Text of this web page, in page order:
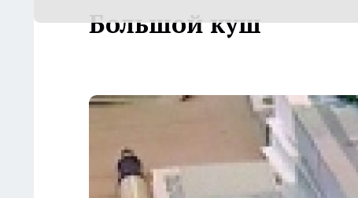
Большой куш